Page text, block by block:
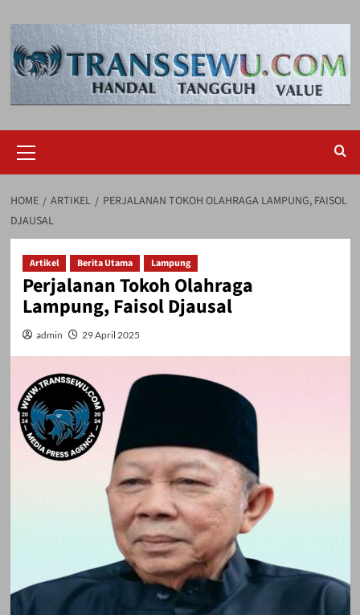
to
content
Menu
HOME ARTIKEL
PERJALANAN TOKOH OLAHRAGA LAMPUNG, FAISOL
DJAUSAL
Artikel Berita Utama Lampung
Perjalanan Tokoh Olahraga
Lampung, Faisol Djausal
admin 29 April 2025